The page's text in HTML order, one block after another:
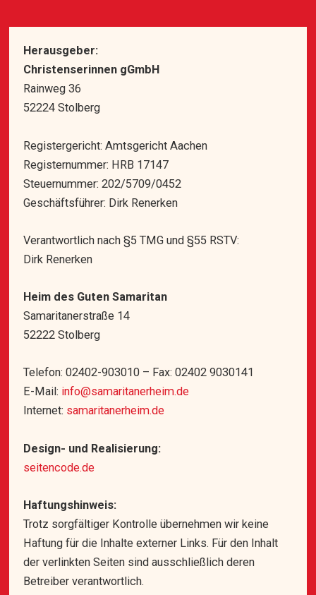
Herausgeber:
Christenserinnen gGmbH
Rainweg 36
52224 Stolberg
Registergericht: Amtsgericht Aachen
Registernummer: HRB 17147
Steuernummer: 202/5709/0452
Geschäftsführer: Dirk Renerken
Verantwortlich nach §5 TMG und §55 RSTV:
Dirk Renerken
Heim des Guten Samaritan
Samaritanerstraße 14
52222 Stolberg
Telefon: 02402-903010 – Fax: 02402 9030141
E-Mail: info@samaritanerheim.de
Internet: samaritanerheim.de
Design- und Realisierung:
seitencode.de
Haftungshinweis:
Trotz sorgfältiger Kontrolle übernehmen wir keine
Haftung für die Inhalte externer Links. Für den Inhalt
der verlinkten Seiten sind ausschließlich deren
Betreiber verantwortlich.